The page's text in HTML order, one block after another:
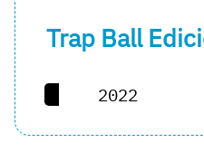
Trap Ball
2022